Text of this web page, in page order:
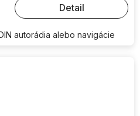
Detail
autorádia alebo navigácie